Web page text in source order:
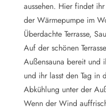
Vorteile bei uns
Reisecurity
Esmark KidsVIP
Esmark VIP - Partnervorteile
Preisgarantie
Keine Kaution
Gästebewertungen
Gratis WLAN
aussehen. Hier findet
der Wärmepumpe im
Überdachte Terrasse,
Auf der schönen
Außensauna bereit und
und ihr lasst den Tag in
Abkühlung unter der
Wenn der Wind